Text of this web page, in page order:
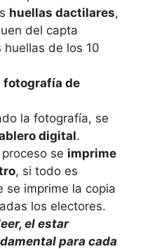
huellas dactilares,
del capta
huellas de los 10
fotografía de
la fotografía, se
digital.
se imprime
, si todo es
se imprime la copia
los electores.
el estar
para cada